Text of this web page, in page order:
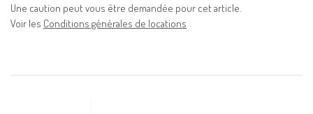
Une caution peut vous être demandée pour cet article.
Voir les Conditions générales de locations